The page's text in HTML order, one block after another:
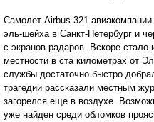
Самолет Airbus-321
эль-шейха в Санкт-Петербург и
с экранов радаров. Вскоре стало
местности в ста километрах от
службы достаточно быстро
трагедии рассказали местным
загорелся еще в воздухе.
уже найден среди обломков